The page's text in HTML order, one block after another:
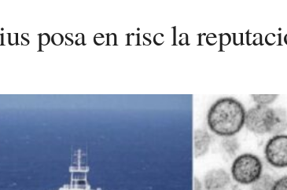
posa en risc la